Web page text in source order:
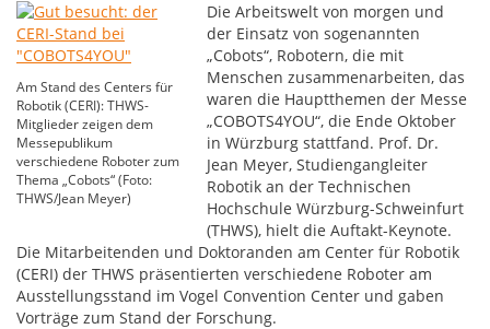
Am Stand des Centers für
Robotik (CERI): THWS-
Mitglieder zeigen dem
Messepublikum
verschiedene Roboter zum
Thema „Cobots“ (Foto:
THWS/Jean Meyer)
Die Arbeitswelt von morgen und
der Einsatz von sogenannten
„Cobots“, Robotern, die mit
Menschen zusammenarbeiten, das
waren die Hauptthemen der Messe
„COBOTS4YOU“, die Ende Oktober
in Würzburg stattfand. Prof. Dr.
Jean Meyer, Studiengangleiter
Robotik an der Technischen
Hochschule Würzburg-Schweinfurt
(THWS), hielt die Auftakt-Keynote.
Die Mitarbeitenden und Doktoranden am Center für Robotik
(CERI) der THWS präsentierten verschiedene Roboter am
Ausstellungsstand im Vogel Convention Center und gaben
Vorträge zum Stand der Forschung.